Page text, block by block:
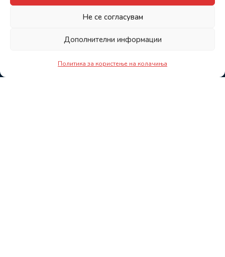
Не се согласувам
Дополнителни информации
Политика за користење на колачиња